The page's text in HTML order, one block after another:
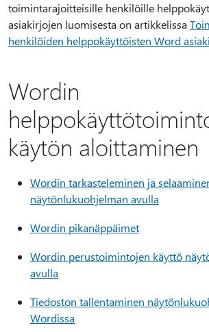
toimintarajoitteisille henkilöille
asiakirjojen luomisesta on artikkelissa
henkilöiden helppokäyttöisten Word
Wordin
käytön aloittaminen
Wordin tarkasteleminen ja
näytönlukuohjelman avulla
Wordin pikanäppäimet
Wordin perustoimintojen käyttö
avulla
Tiedoston tallentaminen
Wordissa